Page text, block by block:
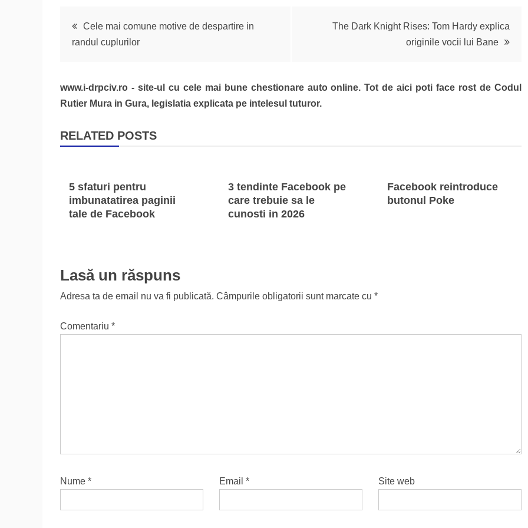
Navigare
articole
Cele mai comune motive de despartire in
randul cuplurilor
The Dark Knight Rises: Tom Hardy explica
originile vocii lui Bane
www.i-drpciv.ro - site-ul cu cele mai bune chestionare auto online. Tot de aici poti face rost de Codul
Rutier Mura in Gura, legislatia explicata pe intelesul tuturor.
RELATED POSTS
5 sfaturi pentru
imbunatatirea paginii
tale de Facebook
3 tendinte Facebook pe
care trebuie sa le
cunosti in 2026
Facebook reintroduce
butonul Poke
Lasă un răspuns
Adresa ta de email nu va fi publicată. Câmpurile obligatorii sunt marcate cu *
Comentariu *
Nume * Email* Site web